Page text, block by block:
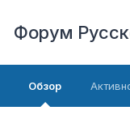
Форум
Обзор